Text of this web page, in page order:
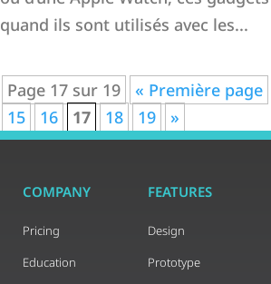
quand ils sont utilisés avec les...
Page 17 sur 19 « Première page
15
16 17 18 19 »
COMPANY
Pricing
Education
FEATURES
Design
Prototype